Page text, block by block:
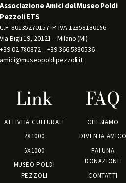
Associazione Amici del Museo Poldi
Pezzoli ETS
C.F. 80135270157- P. IVA 12858180156
Via Bigli 19, 20121 – Milano (MI)
+39 02 780872 – +39 366 5830536
amici@museopoldipezzoli.it
Link
ATTIVITÀ CULTURALI
2X1000
5X1000
MUSEO POLDI
PEZZOLI
FAQ
CHI SIAMO
DIVENTA AMICO
FAI UNA
DONAZIONE
CONTATTI